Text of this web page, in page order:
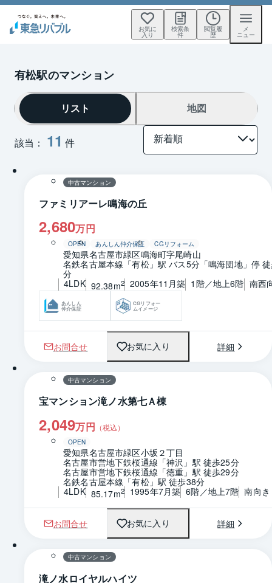
お気に
入り
検索条
件
閲覧履
歴
メ
ニュー
有松駅のマンション
該当： 11 件
リスト 地図
1 / 0 間取り
中古マンション
ファミリアーレ鳴海の丘
2,680万円
OPEN あんしん仲介保証 CGリフォーム
愛知県名古屋市緑区鳴海町字尾崎山
名鉄名古屋本線「有松」駅 バス5分「鳴海団地」停
分
4LDK 92.38m2 2005年11月築 1階／地上6階 南西
あんしん
仲介保証
CGリフォー
ムイメージ
お問合せ お気に入り 詳細
1 / 0 間取り
中古マンション
宝マンション滝ノ水第七Ａ棟
2,049万円 （税込）
OPEN
愛知県名古屋市緑区小坂２丁目
名古屋市営地下鉄桜通線「神沢」駅 徒歩25分
名古屋市営地下鉄桜通線「徳重」駅 徒歩29分
名鉄名古屋本線「有松」駅 徒歩38分
4LDK 85.17m2 1995年7月築 6階／地上7階 南向き
お問合せ お気に入り 詳細
1 / 0 間取り
中古マンション
滝ノ水ロイヤルハイツ